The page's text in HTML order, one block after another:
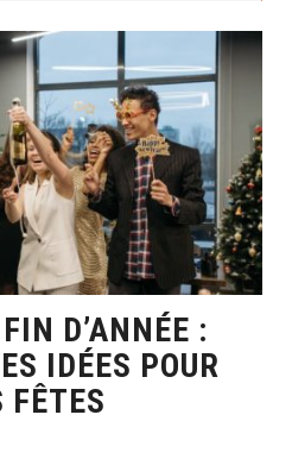
D’ANNÉE :
IDÉES POUR
FÊTES